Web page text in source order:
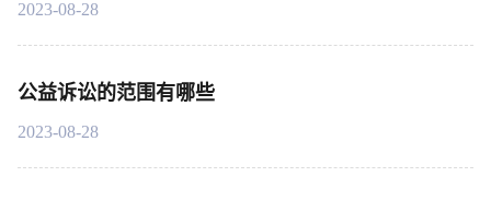
2023-08-28
公益诉讼的范围有哪些
2023-08-28